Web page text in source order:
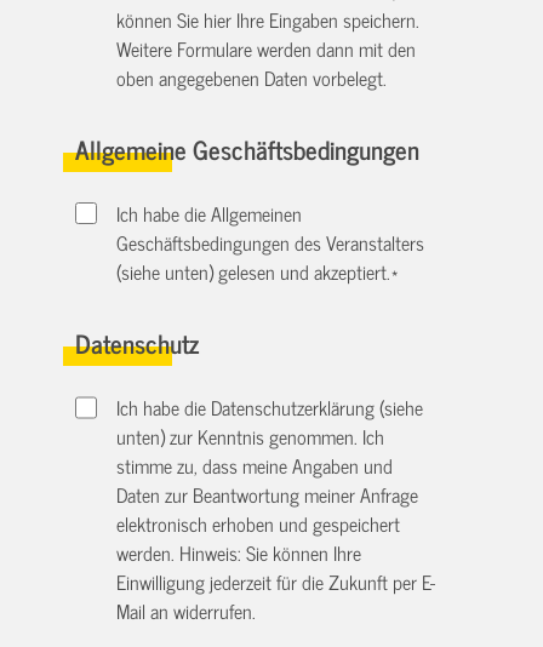
können Sie hier Ihre Eingaben speichern.
Weitere Formulare werden dann mit den
oben angegebenen Daten vorbelegt.
Allgemeine Geschäftsbedingungen
Ich habe die Allgemeinen
Geschäftsbedingungen des Veranstalters
(siehe unten) gelesen und akzeptiert.*
Datenschutz
Ich habe die Datenschutzerklärung (siehe
unten) zur Kenntnis genommen. Ich
stimme zu, dass meine Angaben und
Daten zur Beantwortung meiner Anfrage
elektronisch erhoben und gespeichert
werden. Hinweis: Sie können Ihre
Einwilligung jederzeit für die Zukunft per E-
Mail anwiderrufen.